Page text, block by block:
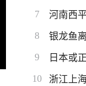
7 河南西
8 银龙鱼
9 日本或
10 浙江上